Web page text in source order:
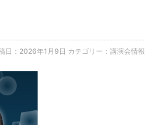
日：2026年1月9日 カテゴリー：講演会情報